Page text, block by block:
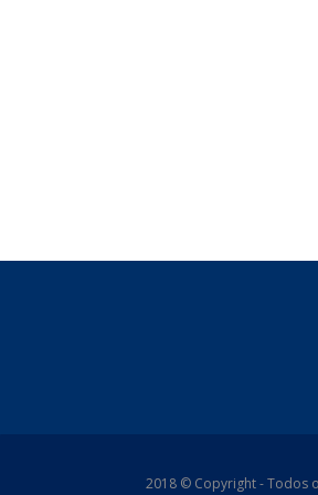
2018 © Copyright - Todos